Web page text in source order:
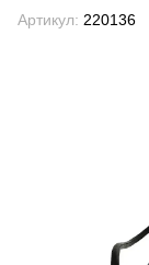
Артикул: 220136